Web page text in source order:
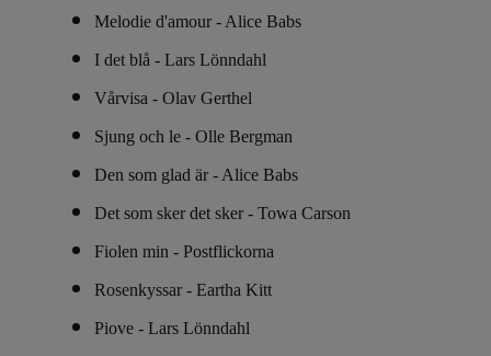
Melodie d'amour - Alice Babs
I det blå - Lars Lönndahl
Vårvisa - Olav Gerthel
Sjung och le - Olle Bergman
Den som glad är - Alice Babs
Det som sker det sker - Towa Carson
Fiolen min - Postflickorna
Rosenkyssar - Eartha Kitt
Piove - Lars Lönndahl